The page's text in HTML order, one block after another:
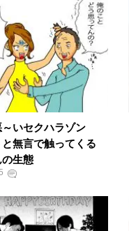
いセクハラゾン
と無言で触ってくる
生態